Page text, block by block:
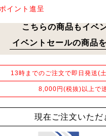
イント進呈
こちらの商品もイベ
イベントセールの商品
13時までのご注文で即日発送(
8,000円(税抜)以上で
現在ご注文いただ